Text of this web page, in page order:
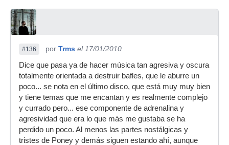
#136 por Trms el 17/01/2010
Dice que pasa ya de hacer música tan agresiva y oscura
totalmente orientada a destruir bafles, que le aburre un
poco... se nota en el último disco, que está muy muy bien
y tiene temas que me encantan y es realmente complejo
y currado pero... ese componente de adrenalina y
agresividad que era lo que más me gustaba se ha
perdido un poco. Al menos las partes nostálgicas y
tristes de Poney y demás siguen estando ahí, aunque